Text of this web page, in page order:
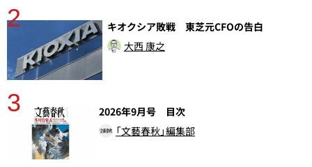
2
キオクシア敗戦 東芝元CFOの告白
大西 康之
3
2026年9月号 目次
「文藝春秋」編集部